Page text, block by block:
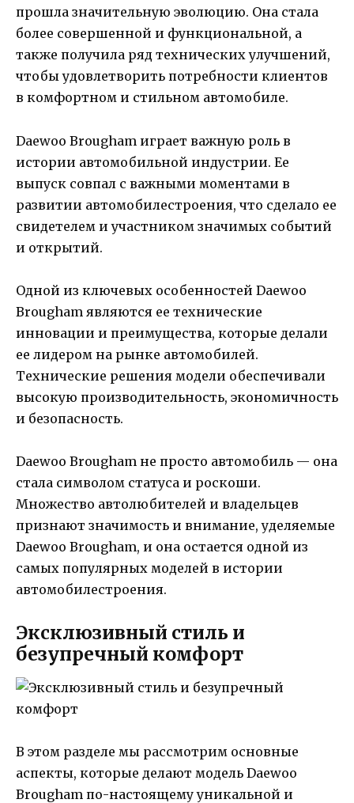
прошла значительную эволюцию. Она стала
более совершенной и функциональной, а
также получила ряд технических улучшений,
чтобы удовлетворить потребности клиентов
в комфортном и стильном автомобиле.
Daewoo Brougham играет важную роль в
истории автомобильной индустрии. Ее
выпуск совпал с важными моментами в
развитии автомобилестроения, что сделало ее
свидетелем и участником значимых событий
и открытий.
Одной из ключевых особенностей Daewoo
Brougham являются ее технические
инновации и преимущества, которые делали
ее лидером на рынке автомобилей.
Технические решения модели обеспечивали
высокую производительность, экономичность
и безопасность.
Daewoo Brougham не просто автомобиль — она
стала символом статуса и роскоши.
Множество автолюбителей и владельцев
признают значимость и внимание, уделяемые
Daewoo Brougham, и она остается одной из
самых популярных моделей в истории
автомобилестроения.
Эксклюзивный стиль и
безупречный комфорт
В этом разделе мы рассмотрим основные
аспекты, которые делают модель Daewoo
Brougham по-настоящему уникальной и